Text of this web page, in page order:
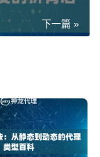
下一篇 »